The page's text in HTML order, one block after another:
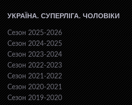
УКРАЇНА. СУПЕРЛІГА. ЧОЛОВІКИ
Сезон 2025-2026
Сезон 2024-2025
Сезон 2023-2024
Сезон 2022-2023
Сезон 2021-2022
Сезон 2020-2021
Сезон 2019-2020